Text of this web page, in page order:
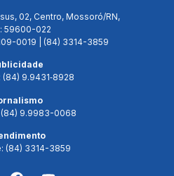
02, Centro, Mossoró/RN,
59600-022
0019 | (84) 3314-3859
9.9431‑8928
9.9983-0068
(84) 3314-3859